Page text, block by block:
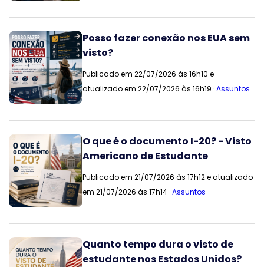
Posso fazer conexão nos EUA sem
visto?
Publicado em 22/07/2026 às 16h10 e
atualizado em 22/07/2026 às 16h19 ·Assuntos
O que é o documento I-20? - Visto
Americano de Estudante
Publicado em 21/07/2026 às 17h12 e atualizado
em 21/07/2026 às 17h14 ·Assuntos
Quanto tempo dura o visto de
estudante nos Estados Unidos?